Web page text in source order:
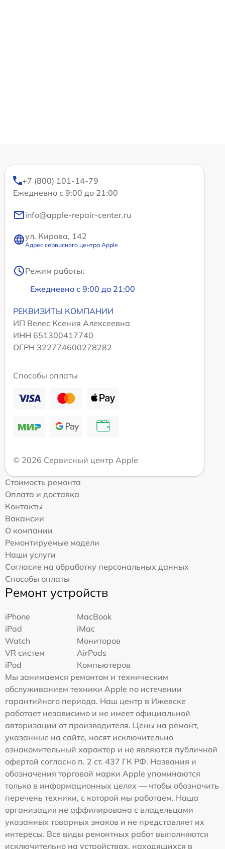
+7 (800) 101-14-79
Ежедневно с 9:00 до 21:00
info@apple-repair-center.ru
ул. Кирова, 142
Адрес сервисного центра Apple
Режим работы:
Ежедневно с 9:00 до 21:00
РЕКВИЗИТЫ КОМПАНИИ
ИП Велес Ксения Алексеевна
ИНН 651300417740
ОГРН 322774600278282
Способы оплаты
© 2026 Сервисный центр Apple
Стоимость ремонта
Оплата и доставка
Контакты
Вакансии
О компании
Ремонтируемые модели
Наши услуги
Согласие на обработку персональных данных
Способы оплаты
Ремонт устройств
iPhone
MacBook
iPad
iMac
Watch
Мониторов
VR систем
AirPods
iPod
Компьютеров
Мы занимаемся ремонтом и техническим
обслуживанием техники Apple по истечении
гарантийного периода. Наш центр в Ижевске
работает независимо и не имеет официальной
авторизации от производителя. Цены на ремонт,
указанные на сайте, носят исключительно
ознакомительный характер и не являются публичной
офертой согласно п. 2 ст. 437 ГК РФ. Названия и
обозначения торговой марки Apple упоминаются
только в информационных целях — чтобы обозначить
перечень техники, с которой мы работаем. Наша
организация не аффилирована с владельцами
указанных товарных знаков и не представляет их
интересы. Все виды ремонтных работ выполняются
исключительно на устройствах, находящихся в